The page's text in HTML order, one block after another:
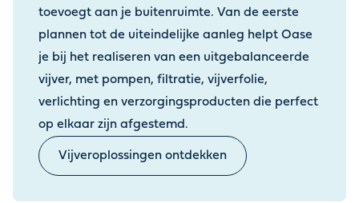
toevoegt aan je buitenruimte. Van de eerste
plannen tot de uiteindelijke aanleg helpt Oase
je bij het realiseren van een uitgebalanceerde
vijver, met pompen, filtratie, vijverfolie,
verlichting en verzorgingsproducten die perfect
op elkaar zijn afgestemd.
Vijveroplossingen ontdekken